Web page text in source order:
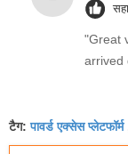
"Great
arrived
टैग:पावर्ड एक्सेस प्लेटफॉर्म